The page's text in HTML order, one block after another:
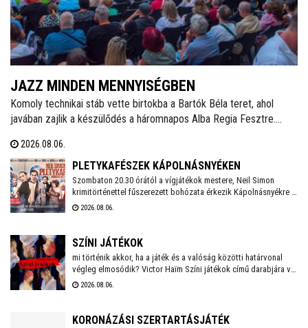
JAZZ MINDEN MENNYISÉGBEN
Komoly technikai stáb vette birtokba a Bartók Béla teret, ahol
javában zajlik a készülődés a háromnapos Alba Regia Fesztre.
megmutatkozik itt és a Múzeumkertben. Idén is több száz
vendégre számítanak az ingyenes koncerteken, ezért
mindenképpen érdemes időben érkezni és elfoglalni egy
kényelmes, jó helyet .
2026.08.06.
PLETYKAFÉSZEK KÁPOLNÁSNYÉKEN
Szombaton 20.30 órától a vígjátékok mestere, Neil Simon
krimitörténettel fűszerezett bohózata érkezik Kápolnásnyékre a
Veres1 Színház előadásában, amely az első perctől az utolsóig
komédiázásra.
2026.08.06.
SZÍNI JÁTÉKOK
mi történik akkor, ha a játék és a valóság közötti határvonal
végleg elmosódik? Victor Haïm Színi játékok című darabjára vár
minden érdeklődőt augusztus 8-án 19.00 órai kezdettel a
2026.08.06.
KORONÁZÁSI SZERTARTÁSJÁTÉK